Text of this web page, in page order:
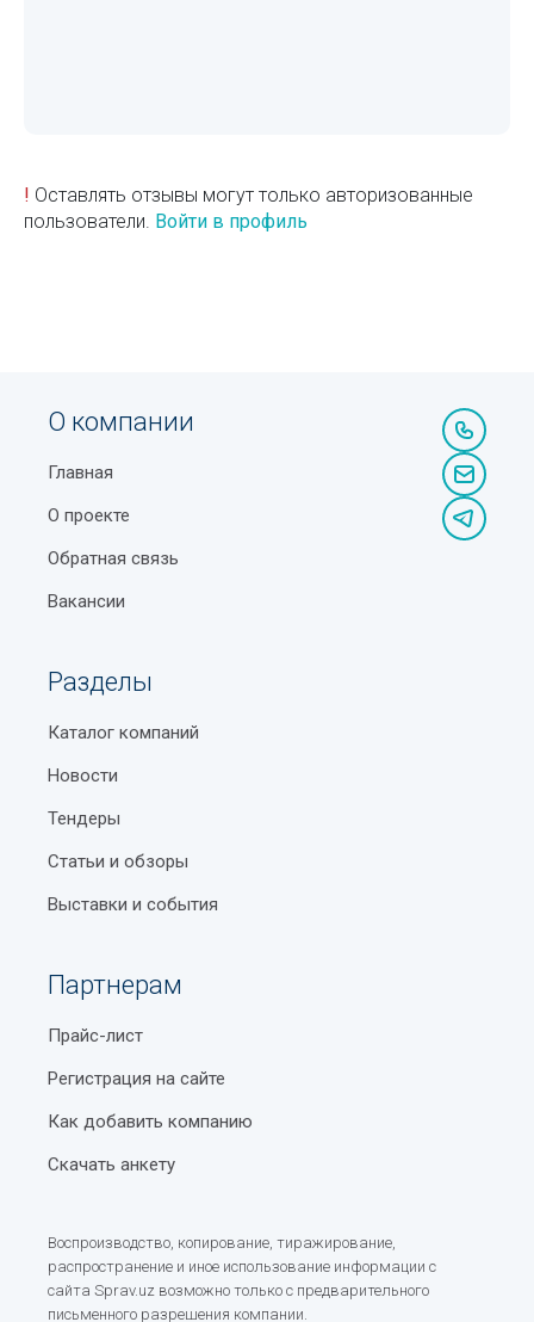
! Оставлять отзывы могут только авторизованные
пользователи. Войти в профиль
О компании
Главная
О проекте
Обратная связь
Вакансии
Разделы
Каталог компаний
Новости
Тендеры
Статьи и обзоры
Выставки и события
Партнерам
Прайс-лист
Регистрация на сайте
Как добавить компанию
Скачать анкету
Воспроизводство, копирование, тиражирование,
распространение и иное использование информации с
сайта Sprav.uz возможно только с предварительного
письменного разрешения компании.